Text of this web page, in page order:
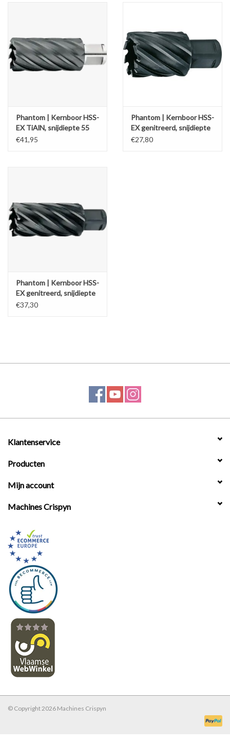
Phantom | Kernboor HSS-
EX TiAlN, snijdiepte 55
mm
€41,95
Phantom | Kernboor HSS-
EX genitreerd, snijdiepte
30 mm
€27,80
Phantom | Kernboor HSS-
EX genitreerd, snijdiepte
55 mm
€37,30
Klantenservice
Producten
Mijn account
Machines Crispyn
© Copyright 2026 Machines Crispyn